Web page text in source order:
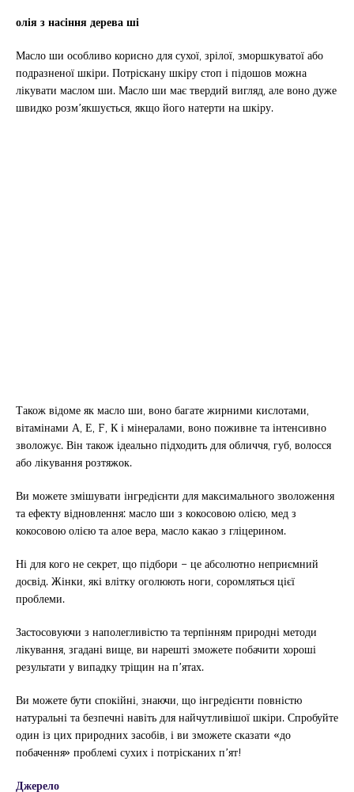
олія з насіння дерева ші
Масло ши особливо корисно для сухої, зрілої, зморшкуватої або
подразненої шкіри. Потріскану шкіру стоп і підошов можна
лікувати маслом ши. Масло ши має твердий вигляд, але воно дуже
швидко розм’якшується, якщо його натерти на шкіру.
Також відоме як масло ши, воно багате жирними кислотами,
вітамінами А, Е, F, К і мінералами, воно поживне та інтенсивно
зволожує. Він також ідеально підходить для обличчя, губ, волосся
або лікування розтяжок.
Ви можете змішувати інгредієнти для максимального зволоження
та ефекту відновлення: масло ши з кокосовою олією, мед з
кокосовою олією та алое вера, масло какао з гліцерином.
Ні для кого не секрет, що підбори – це абсолютно неприємний
досвід. Жінки, які влітку оголюють ноги, соромляться цієї
проблеми.
Застосовуючи з наполегливістю та терпінням природні методи
лікування, згадані вище, ви нарешті зможете побачити хороші
результати у випадку тріщин на п’ятах.
Ви можете бути спокійні, знаючи, що інгредієнти повністю
натуральні та безпечні навіть для найчутливішої шкіри. Спробуйте
один із цих природних засобів, і ви зможете сказати «до
побачення» проблемі сухих і потрісканих п’ят!
Джерело